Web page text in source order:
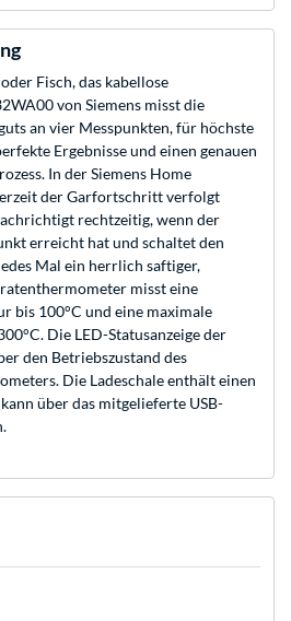
Fisch, das kabellose
von Siemens misst die
an vier Messpunkten, für höchste
Ergebnisse und einen genauen
In der Siemens Home
der Garfortschritt verfolgt
rechtzeitig, wenn der
erreicht hat und schaltet den
Mal ein herrlich saftiger,
misst eine
bis 100°C und eine maximale
Die LED-Statusanzeige der
den Betriebszustand des
Die Ladeschale enthält einen
über das mitgelieferte USB-